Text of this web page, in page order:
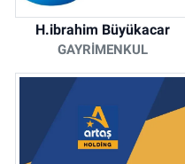
H.ibrahim Büyükacar
GAYRIMENKUL